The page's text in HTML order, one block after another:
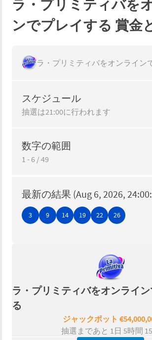
ラ・プリミティバを
ンでプレイする 賞金
ラ・プリミティバをオンライン
スケジュール
抽選は21:00に行われます
数字の範囲
1 - 6 /49
最新の結果 (Aug 6, 2026,
3 9 14 19 22 26
ラ・プリミティバをオンライ
る
ジャックポット €
抽選まであと 1日 5時間